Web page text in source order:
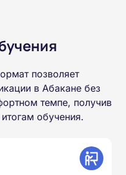
позволяет
в Абакане без
темпе, получив
обучения.